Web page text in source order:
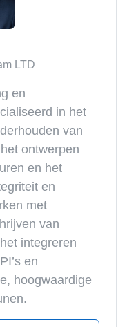
LTD
en
in het
van
ontwerpen
en het
en
met
van
integreren
en
hoogwaardige